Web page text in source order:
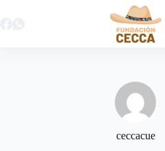
ceccacue